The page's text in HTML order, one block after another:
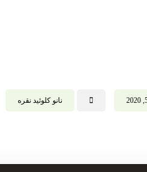
نانو کلوئید نقره